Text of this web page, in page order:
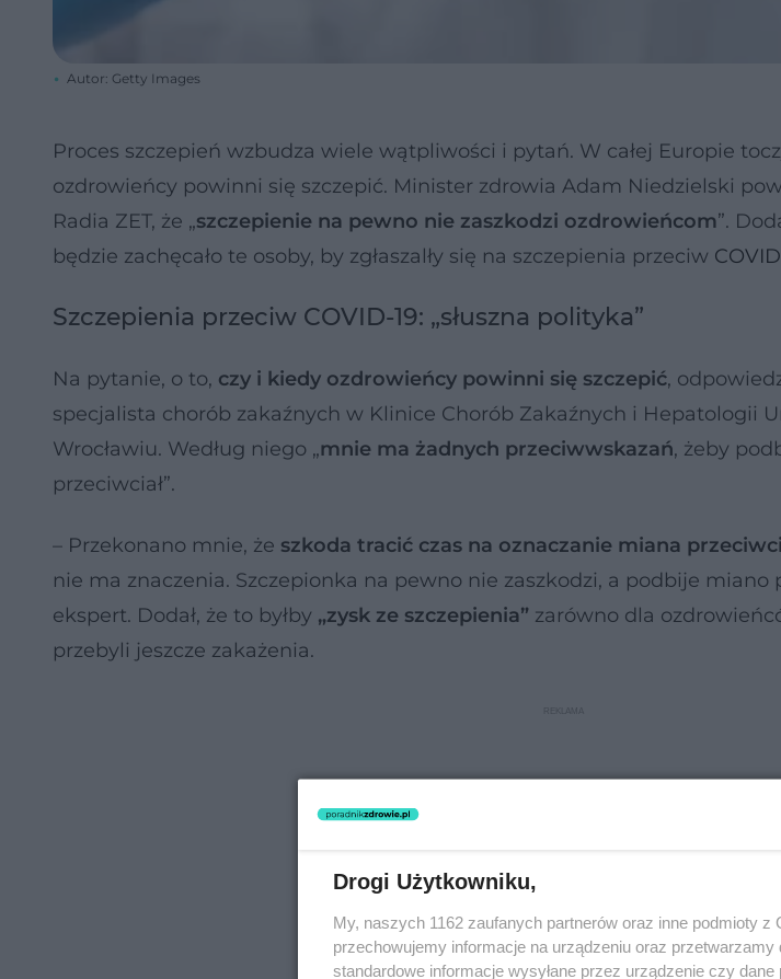
Autor: Getty Images
Proces szczepień wzbudza wiele wątpliwości i pytań. W całej Europie
ozdrowieńcy powinni się szczepić. Minister zdrowia Adam Niedzielski
Radia ZET, że „szczepienie na pewno nie zaszkodzi ozdrowieńcom”.
będzie zachęcało te osoby, by zgłaszalły się na szczepienia przeciw
Szczepienia przeciw COVID-19: „słuszna polityka”
Na pytanie, o to, czy i kiedy ozdrowieńcy powinni się szczepić,
specjalista chorób zakaźnych w Klinice Chorób Zakaźnych i Hepatologii
Wrocławiu. Według niego „mnie ma żadnych przeciwwskazań, żeby
przeciwciał”.
– Przekonano mnie, że szkoda tracić czas na oznaczanie miana
nie ma znaczenia. Szczepionka na pewno nie zaszkodzi, a podbije miano
ekspert. Dodał, że to byłby „zysk ze szczepienia” zarówno dla
przebyli jeszcze zakażenia.
Drogi Użytkowniku,
My, naszych 1162 zaufanych partnerów oraz inne podmioty
przechowujemy informacje na urządzeniu oraz
standardowe informacje wysyłane przez urządzenie czy